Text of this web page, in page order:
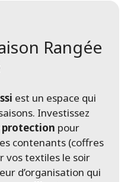
Rangée
est un espace qui
Investissez
protection pour
contenants (coffres
vos textiles le soir
d’organisation qui